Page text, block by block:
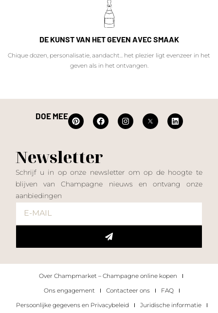
DE KUNST VAN HET GEVEN AVEC SMAAK
Chique dozen, personalisatie, aandacht... het plezier ligt evenzeer in het
geven als in het ontvangen.
DOE MEE
Newsletter
Schrijf u in op onze newsletter om op de hoogte te
blijven van Champagne nieuws en ontvang onze
aanbiedingen
Over Champmarket – Champagne online kopen
Ons engagement
Contacteer ons
FAQ
Persoonlijke gegevens en Privacybeleid
Juridische informatie